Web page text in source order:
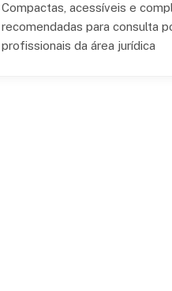
Compactas, acessíveis e
recomendadas para consulta
profissionais da área jurídica